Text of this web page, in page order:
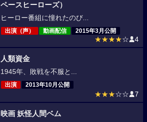
ペースヒーローズ）
ヒーロー番組に憧れたのび...
出演（声） 動画配信 2015年3月公開
★★★★☆ 4
人類資金
1945年、敗戦を不服と...
出演 2013年10月公開
★★★☆☆ 7
映画 妖怪人間ベム